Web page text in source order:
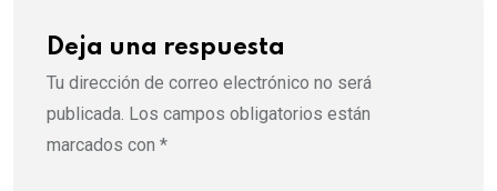
Deja una respuesta
Tu dirección de correo electrónico no será
publicada. Los campos obligatorios están
marcados con *